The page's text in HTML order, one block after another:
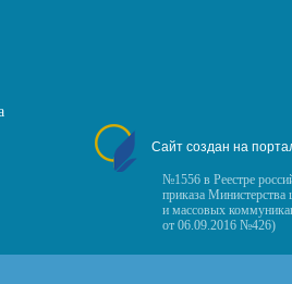
Сайт создан на
№1556 в Реестре
приказа Министерства
и массовых
от 06.09.2016 №426)